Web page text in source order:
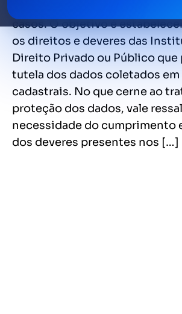
casos. O objetivo é
os direitos e deveres das
Direito Privado ou Público que
tutela dos dados coletados em
cadastrais. No que cerne ao
proteção dos dados, vale
necessidade do cumprimento
dos deveres presentes nos […]